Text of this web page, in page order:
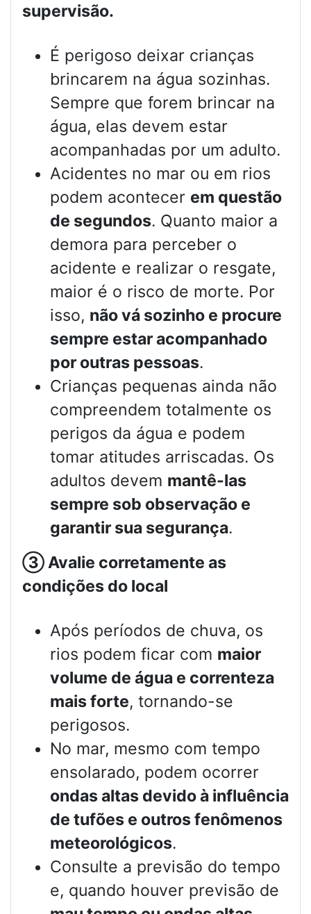
supervisão.
É perigoso deixar crianças
brincarem na água sozinhas.
Sempre que forem brincar na
água, elas devem estar
acompanhadas por um adulto.
Acidentes no mar ou em rios
podem acontecer em questão
de segundos. Quanto maior a
demora para perceber o
acidente e realizar o resgate,
maior é o risco de morte. Por
isso, não vá sozinho e procure
sempre estar acompanhado
por outras pessoas.
Crianças pequenas ainda não
compreendem totalmente os
perigos da água e podem
tomar atitudes arriscadas. Os
adultos devem mantê-las
sempre sob observação e
garantir sua segurança.
③Avalie corretamente as
condições do local
Após períodos de chuva, os
rios podem ficar com maior
volume de água e correnteza
mais forte, tornando-se
perigosos.
No mar, mesmo com tempo
ensolarado, podem ocorrer
ondas altas devido à influência
de tufões e outros fenômenos
meteorológicos.
Consulte a previsão do tempo
e, quando houver previsão de